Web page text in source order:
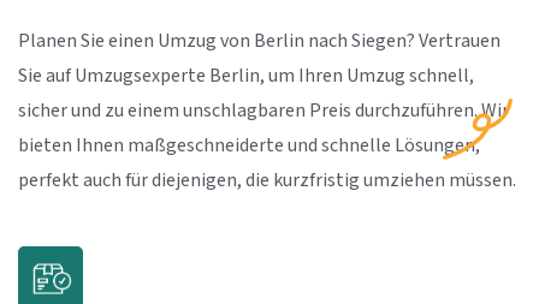
Planen Sie einen Umzug von Berlin nach Siegen? Vertrauen
Sie auf Umzugsexperte Berlin, um Ihren Umzug schnell,
sicher und zu einem unschlagbaren Preis durchzuführen. Wir
bieten Ihnen maßgeschneiderte und schnelle Lösungen,
perfekt auch für diejenigen, die kurzfristig umziehen müssen.